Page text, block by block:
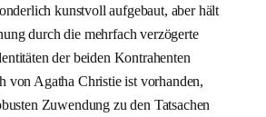
kunstvoll aufgebaut, aber hält
durch die mehrfach verzögerte
der beiden Kontrahenten
von Agatha Christie ist vorhanden,
Zuwendung zu den Tatsachen